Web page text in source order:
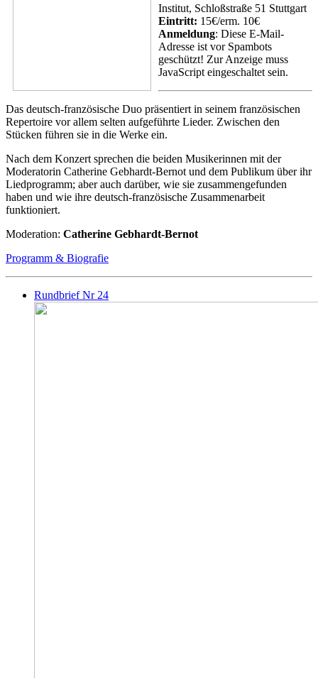
Institut, Schloßstraße 51 Stuttgart
Eintritt: 15€/erm. 10€
Anmeldung: Diese E-Mail-
Adresse ist vor Spambots
geschützt! Zur Anzeige muss
JavaScript eingeschaltet sein.
Das deutsch-französische Duo präsentiert in seinem französischen
Repertoire vor allem selten aufgeführte Lieder. Zwischen den
Stücken führen sie in die Werke ein.
Nach dem Konzert sprechen die beiden Musikerinnen mit der
Moderatorin Catherine Gebhardt-Bernot und dem Publikum über ihr
Liedprogramm; aber auch darüber, wie sie zusammengefunden
haben und wie ihre deutsch-französische Zusammenarbeit
funktioniert.
Moderation: Catherine Gebhardt-Bernot
Programm & Biografie
Rundbrief Nr 24